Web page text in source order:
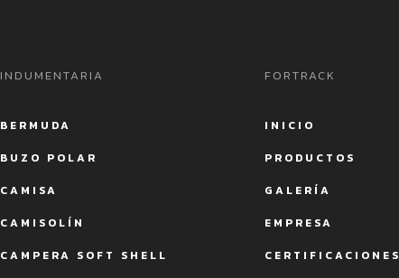
INDUMENTARIA
BERMUDA
BUZO POLAR
CAMISA
CAMISOLÍN
CAMPERA SOFT SHELL
FORTRACK
INICIO
PRODUCTOS
GALERÍA
EMPRESA
CERTIFICACIONES